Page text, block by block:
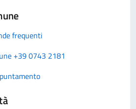
frequenti
+39 0743 2181